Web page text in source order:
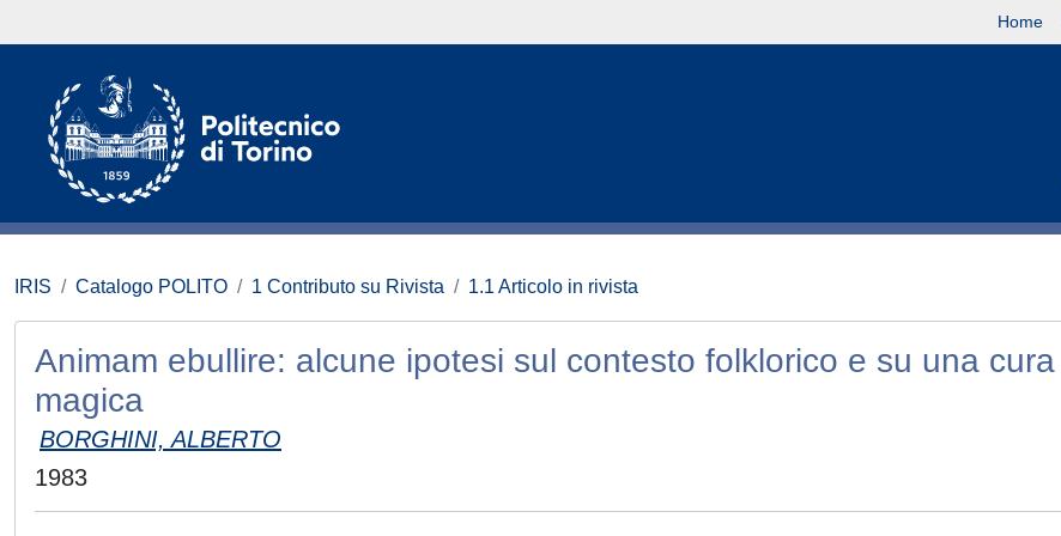
Home
IRIS Catalogo POLITO 1 Contributo su Rivista 1.1 Articolo in rivista
Animam ebullire: alcune ipotesi sul contesto folklorico e su una cura
magica
BORGHINI, ALBERTO
1983